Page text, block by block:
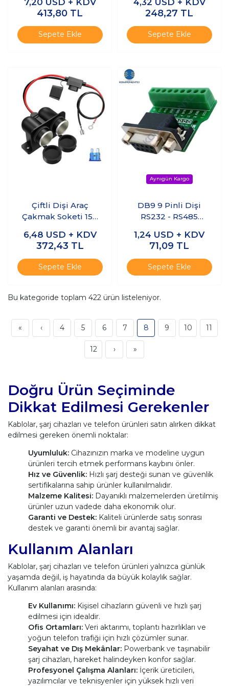
7,20 USD + KDV
413,80 TL
Sepete Ekle
4,32 USD + KDV
248,27 TL
Sepete Ekle
Çiftli Dişi Araç
Çakmak Soketi 15A
Kablolu
6,48 USD + KDV
372,43 TL
Sepete Ekle
DB9 9 Pinli Dişi
RS232 - RS485
Converter
1,24 USD + KDV
71,09 TL
Sepete Ekle
Bu kategoride toplam 422 ürün listeleniyor.
« ‹ 4 5 6 7 8 9 10 11
12 › »
Doğru Ürün Seçiminde
Dikkat Edilmesi Gerekenler
Kablolar, şarj cihazları ve telefon ürünleri satın alırken dikkat
edilmesi gereken önemli noktalar:
Uyumluluk: Cihazınızın marka ve modeline uygun
ürünleri tercih etmek performans kaybını önler.
Hız ve Güvenlik: Hızlı şarj desteği sunan ve güvenlik
sertifikalarına sahip ürünler kullanılmalıdır.
Malzeme Kalitesi: Dayanıklı malzemelerden üretilmiş
ürünler uzun vadede daha ekonomik olur.
Garanti ve Destek: Kaliteli ürünlerde satış sonrası
destek ve garanti önemli bir avantaj sağlar.
Kullanım Alanları
Kablolar, şarj cihazları ve telefon ürünleri yalnızca günlük
yaşamda değil, iş hayatında da büyük kolaylık sağlar.
Kullanım alanları arasında:
Ev Kullanımı: Kişisel cihazların güvenli ve hızlı şarj
edilmesi için idealdir.
Ofis Ortamları: Veri aktarımı, toplantı hazırlıkları ve
yoğun telefon trafiği için hızlı çözümler sunar.
Seyahat ve Dış Mekânlar: Powerbank ve taşınabilir
şarj cihazları, hareket halindeyken konfor sağlar.
Profesyonel Çalışma Alanları: İçerik üreticileri,
yazılımcılar ve teknisyenler için yüksek hızlı veri